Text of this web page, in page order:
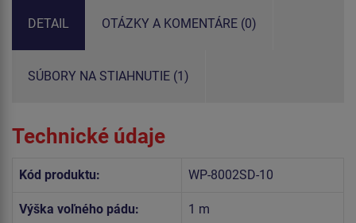
DETAIL OTÁZKY A KOMENTÁRE (0)
SÚBORY NA STIAHNUTIE (1)
Technické údaje
Kód produktu: WP-8002SD-10
Výška voľného pádu: 1 m